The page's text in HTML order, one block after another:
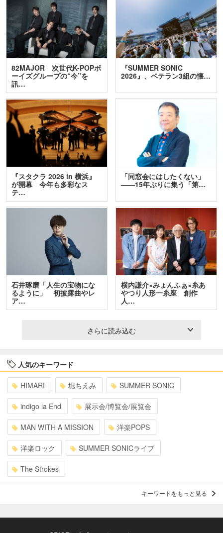
82MAJOR 次世代K-POPボ
ーイズグループの“今”を
訊…
『SUMMER SONIC
2026』、ベテラン3組の懐…
『スタクラ 2026 in 横浜』
が開幕 今年も多彩なス
テ…
「同窓会にはしたくない」
――15年ぶりに集う「第…
石井琢磨「人生の宝物にな
るように」 初披露曲やレ
ア…
横内謙介×みょんふぁ×糸あ
やつり人形一糸座 創作
人…
さらに読み込む
人気のキーワード
HIMARI 堀ちえみ SUMMER SONIC
indigo la End 展示会/博覧会/展覧会
MAN WITH A MISSION 洋楽POPS
洋楽ロック SUMMER SONICライブ
The Strokes
キーワードをもっと見る